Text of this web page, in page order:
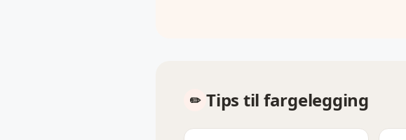
Tips til fargelegging